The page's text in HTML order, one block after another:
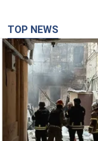
TOP NEWS